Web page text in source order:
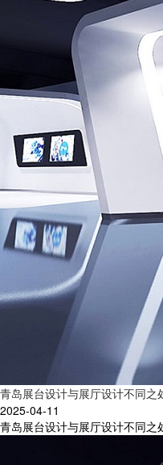
青岛展台设计与展厅设计不同之
2025-04-11
青岛展台设计与展厅设计不同